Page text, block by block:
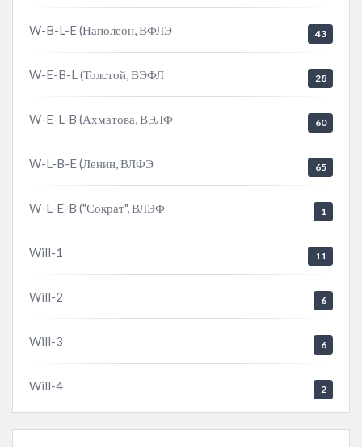
W-B-L-E (Наполеон, ВФЛЭ 43
W-E-B-L (Толстой, ВЭФЛ 28
W-E-L-B (Ахматова, ВЭЛФ 60
W-L-B-E (Ленин, ВЛФЭ 65
W-L-E-B ("Сократ", ВЛЭФ 1
Will-1 11
Will-2 6
Will-3 6
Will-4 2